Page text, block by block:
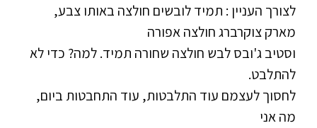
לצורך העניין : תמיד לובשים חולצה באותו צבע,
מארק צוקרברג חולצה אפורה
וסטיב ג'ובס לבש חולצה שחורה תמיד. למה? כדי לא
להתלבט.
לחסוך לעצמם עוד התלבטות, עוד התחבטות ביום,
מה אני